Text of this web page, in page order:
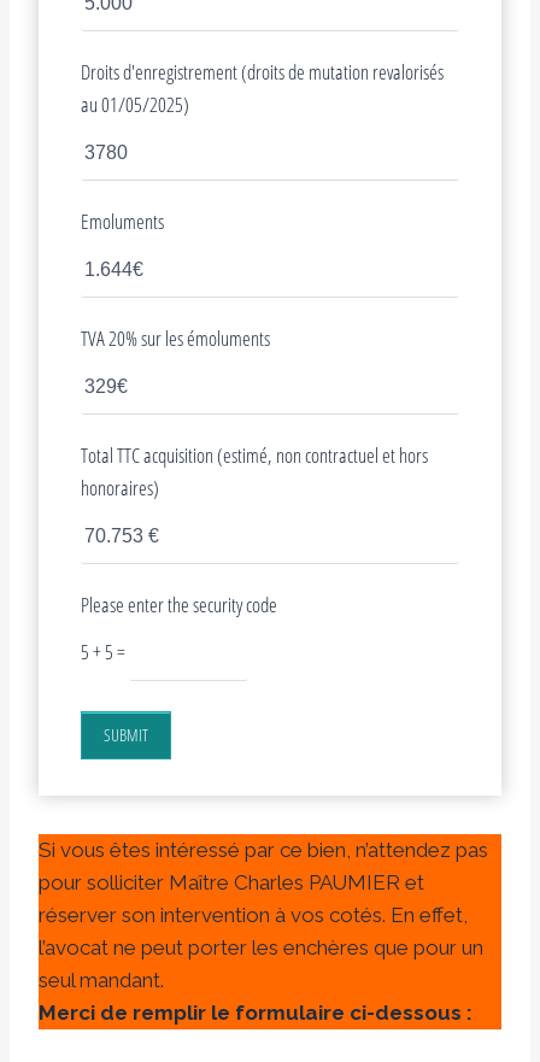
Droits d'enregistrement (droits de mutation revalorisés
au 01/05/2025)
Emoluments
TVA 20% sur les émoluments
Total TTC acquisition (estimé, non contractuel et hors
honoraires)
Please enter the security code
5 + 5 =
SUBMIT
Si vous êtes intéressé par ce bien, n’attendez pas
pour solliciter Maître Charles PAUMIER et
réserver son intervention à vos cotés. En effet,
l’avocat ne peut porter les enchères que pour un
seul mandant.
Merci de remplir le formulaire ci-dessous :